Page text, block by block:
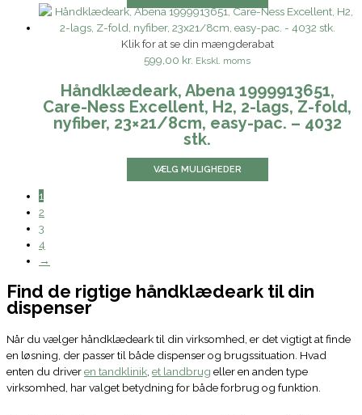
Klik for at se din mængderabat
599,00 kr. Ekskl. moms
Håndklædeark, Abena 1999913651,
Care-Ness Excellent, H2, 2-lags, Z-fold,
nyfiber, 23×21/8cm, easy-pac. – 4032
stk.
VÆLG MULIGHEDER
1
2
3
4
→
Find de rigtige håndklædeark til din
dispenser
Når du vælger håndklædeark til din virksomhed, er det vigtigt at finde
en løsning, der passer til både dispenser og brugssituation. Hvad
enten du driveren tandklinik et landbrug eller en anden type
virksomhed, har valget betydning for både forbrug og funktion.